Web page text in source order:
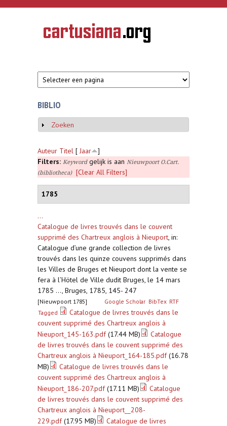
Overslaan en naar de inhoud gaan
CARTUSIANA
Geschiedenis
van de
BIBLIO
Weergeven
Zoeken
Auteur Titel [ Jaar
]
Filters: Keywordgelijk is aan Nieuwpoort O.Cart.
(bibliotheca)
[Clear All Filters]
1785
...
Catalogue de livres trouvés dans le couvent
supprimé des Chartreux anglois à Nieuport, in:
Catalogue d’une grande collection de livres
trouvés dans les quinze couvens supprimés dans
les Villes de Bruges et Nieuport dont la vente se
fera à l’Hötel de Ville dudit Bruges, le 14 mars
1785 ..., Bruges, 1785, 145- 247
[Nieuwpoort 1785] Google Scholar BibTex RTF
Tagged
Catalogue de livres trouvés dans le
couvent supprimé des Chartreux anglois à
Nieuport_145-163.pdf(17.44 MB)
Catalogue
de livres trouvés dans le couvent supprimé des
Chartreux anglois à Nieuport_164-185.pdf(16.78
MB)
Catalogue de livres trouvés dans le
couvent supprimé des Chartreux anglois à
Nieuport_186-207.pdf(17.11 MB)
Catalogue
de livres trouvés dans le couvent supprimé des
Chartreux anglois à Nieuport__208-
229.pdf(17.95 MB)
Catalogue de livres